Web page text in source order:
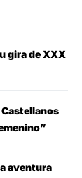
gira de XXX
Castellanos
aventura